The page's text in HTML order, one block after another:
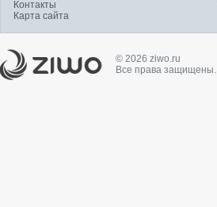
Контакты
Карта сайта
© 2026 ziwo.ru
Все права защищены.